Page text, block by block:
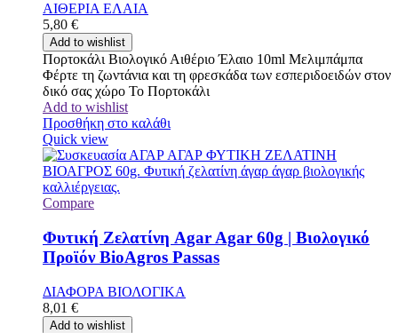
ΑΙΘΕΡΙΑ ΕΛΑΙΑ
5,80 €
Add to wishlist
Πορτοκάλι Βιολογικό Αιθέριο Έλαιο 10ml Μελιμπάμπα
Φέρτε τη ζωντάνια και τη φρεσκάδα των εσπεριδοειδών στον
δικό σας χώρο Το Πορτοκάλι
Add to wishlist
Προσθήκη στο καλάθι
Quick view
Compare
Φυτική Ζελατίνη Agar Agar 60g | Βιολογικό
Προϊόν BioAgros Passas
ΔΙΑΦΟΡΑ ΒΙΟΛΟΓΙΚΑ
8,01 €
Add to wishlist